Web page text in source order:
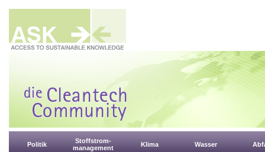
Politik
Stoffstrom-
management
Klima Wasser